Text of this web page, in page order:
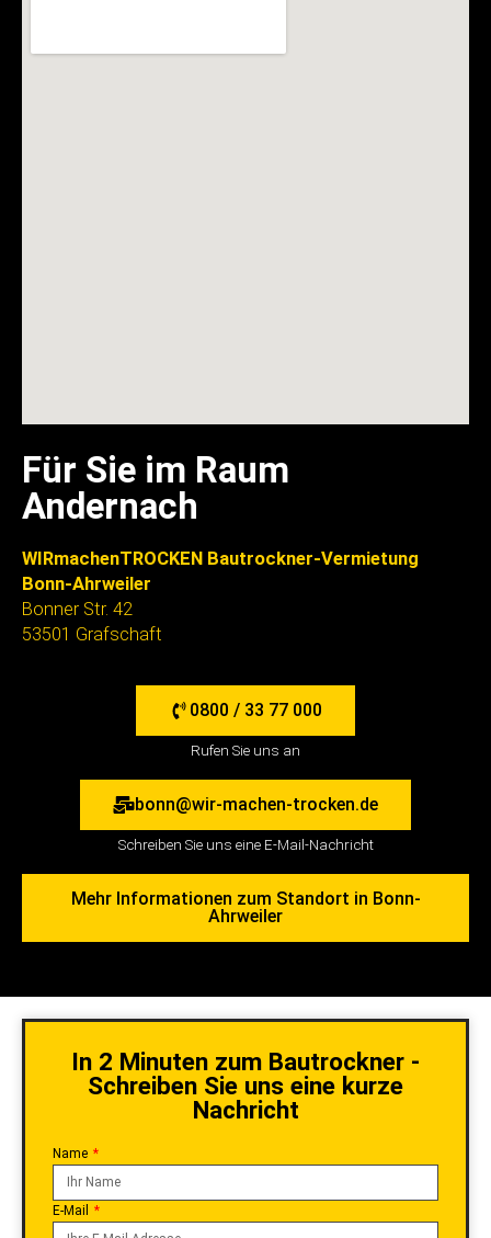
Für Sie im Raum
Andernach
WIRmachenTROCKEN Bautrockner-Vermietung
Bonn-Ahrweiler
Bonner Str. 42
53501 Grafschaft
0800 / 33 77 000
Rufen Sie uns an
bonn@wir-machen-trocken.de
Schreiben Sie uns eine E-Mail-Nachricht
Mehr Informationen zum Standort in Bonn-
Ahrweiler
In 2 Minuten zum Bautrockner -
Schreiben Sie uns eine kurze
Nachricht
Name
E-Mail